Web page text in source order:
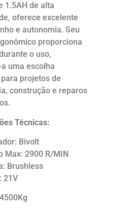
1.5AH de alta
oferece excelente
e autonomia. Seu
proporciona
o uso,
uma escolha
projetos de
construção e reparos
Técnicas:
Bivolt
Max: 2900 R/MIN
Brushless
21V